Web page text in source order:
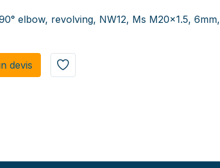
elbow, revolving, NW12, Ms M20x1.5, 6mm,
de​​vis​​